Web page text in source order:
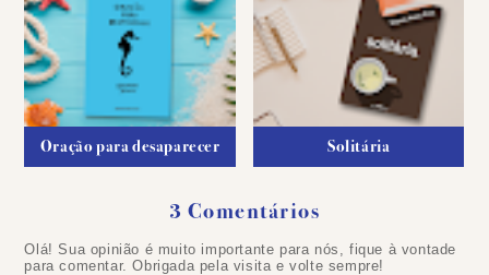
Oração para desaparecer Solitária
3 Comentários
Olá! Sua opinião é muito importante para nós, fique à vontade
para comentar. Obrigada pela visita e volte sempre!